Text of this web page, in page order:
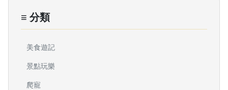
≡ 分類
美食遊記
景點玩樂
爬寵